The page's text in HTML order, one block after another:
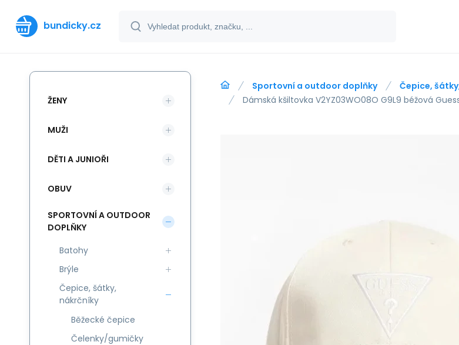
bundicky.cz
Sportovní a outdoor doplňky Čepice,
Dámská kšiltovka V2YZ03WO08O G9L9 béžová
ŽENY
MUŽI
DĚTI A JUNIOŘI
OBUV
SPORTOVNÍ A OUTDOOR
DOPLŇKY
Batohy
Brýle
Čepice, šátky,
nákrčníky
Běžecké čepice
Čelenky/gumičky